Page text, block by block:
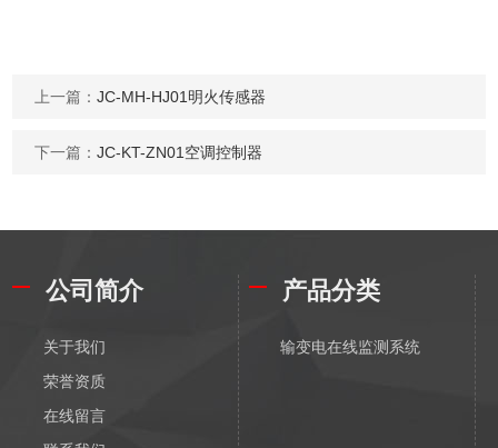
上一篇：JC-MH-HJ01明火传感器
下一篇：JC-KT-ZN01空调控制器
公司简介
关于我们
荣誉资质
在线留言
产品分类
输变电在线监测系统